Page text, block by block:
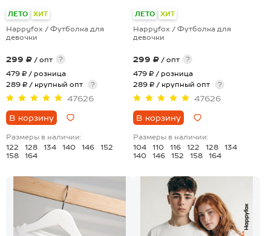
ЛЕТО ХИТ
Happyfox / Футболка для
девочки
299 ₽ / опт
?
479 ₽ / розница
289 ₽ / крупный опт
?
47626
В корзину
Размеры в наличии:
122
128 134 140 146
152
158
164
ЛЕТО ХИТ
Happyfox / Футболка для
девочки
299 ₽ / опт
?
479 ₽ / розница
289 ₽ / крупный опт
?
47626
В корзину
Размеры в наличии:
104
110 116 122 128
134
140
146 152 158 164